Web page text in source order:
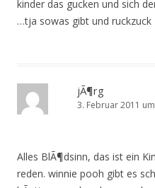
kinder das gucken und sich
…tja sowas gibt und ruckzuck
jÃ¶rg
3. Februar 2011
Alles BlÃ¶dsinn, das ist ein
reden. winnie pooh gibt es